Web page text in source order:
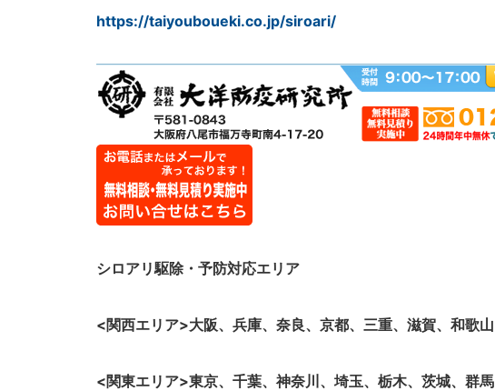
https://taiyouboueki.co.jp/siroari/
シロアリ駆除・予防対応エリア
<関西エリア>大阪、 兵庫、奈良、京都、三重、滋賀、和歌山
<関東エリア>東京、千葉、神奈川、埼玉、栃木、茨城、群馬